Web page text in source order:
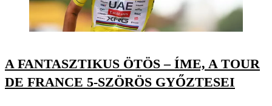
A FANTASZTIKUS ÖTÖS – ÍME, A TOUR
DE FRANCE 5-SZÖRÖS GYŐZTESEI